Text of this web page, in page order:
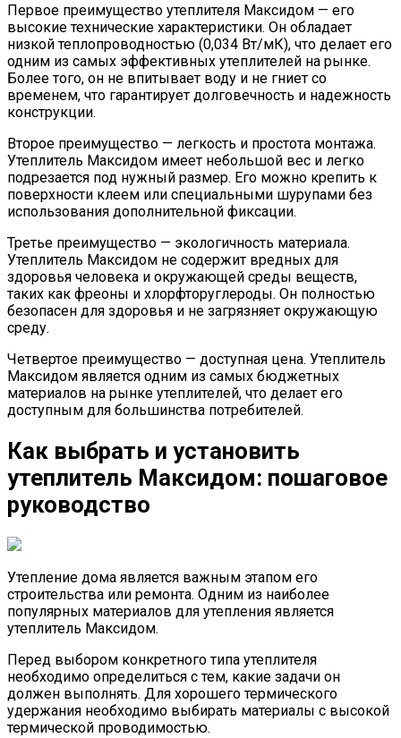
Первое преимущество утеплителя Максидом — его
высокие технические характеристики. Он обладает
низкой теплопроводностью (0,034 Вт/мК), что делает его
одним из самых эффективных утеплителей на рынке.
Более того, он не впитывает воду и не гниет со
временем, что гарантирует долговечность и надежность
конструкции.
Второе преимущество — легкость и простота монтажа.
Утеплитель Максидом имеет небольшой вес и легко
подрезается под нужный размер. Его можно крепить к
поверхности клеем или специальными шурупами без
использования дополнительной фиксации.
Третье преимущество — экологичность материала.
Утеплитель Максидом не содержит вредных для
здоровья человека и окружающей среды веществ,
таких как фреоны и хлорфторуглероды. Он полностью
безопасен для здоровья и не загрязняет окружающую
среду.
Четвертое преимущество — доступная цена. Утеплитель
Максидом является одним из самых бюджетных
материалов на рынке утеплителей, что делает его
доступным для большинства потребителей.
Как выбрать и установить
утеплитель Максидом: пошаговое
руководство
Утепление дома является важным этапом его
строительства или ремонта. Одним из наиболее
популярных материалов для утепления является
утеплитель Максидом.
Перед выбором конкретного типа утеплителя
необходимо определиться с тем, какие задачи он
должен выполнять. Для хорошего термического
удержания необходимо выбирать материалы с высокой
термической проводимостью.